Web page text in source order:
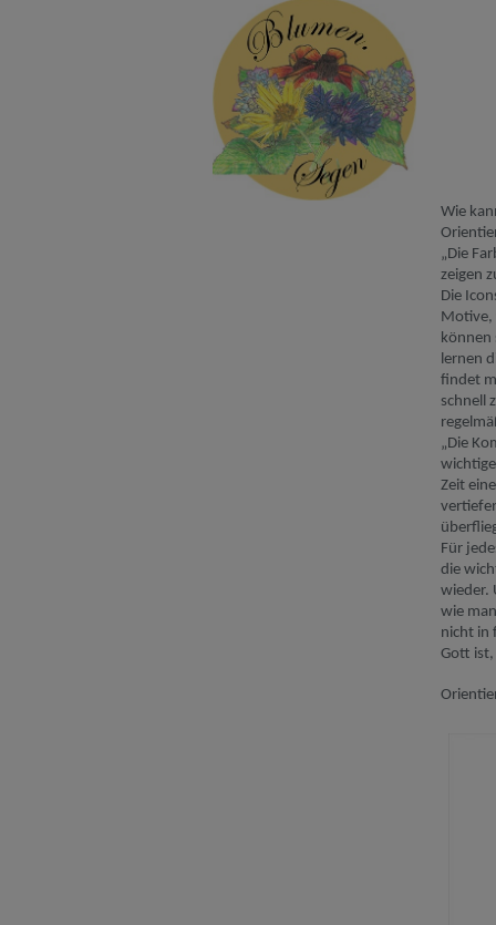
Wie
„Die
zeigen
Die
Motive,
können
lernen
findet
schnell
„Die
wichtige
Zeit
Für
die
wieder.
wie man
nicht in
Gott ist,